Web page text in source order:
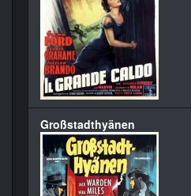
Großstadthyänen